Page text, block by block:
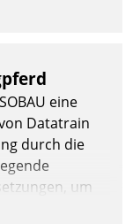
eine
Datatrain
durch die
um
und weitere